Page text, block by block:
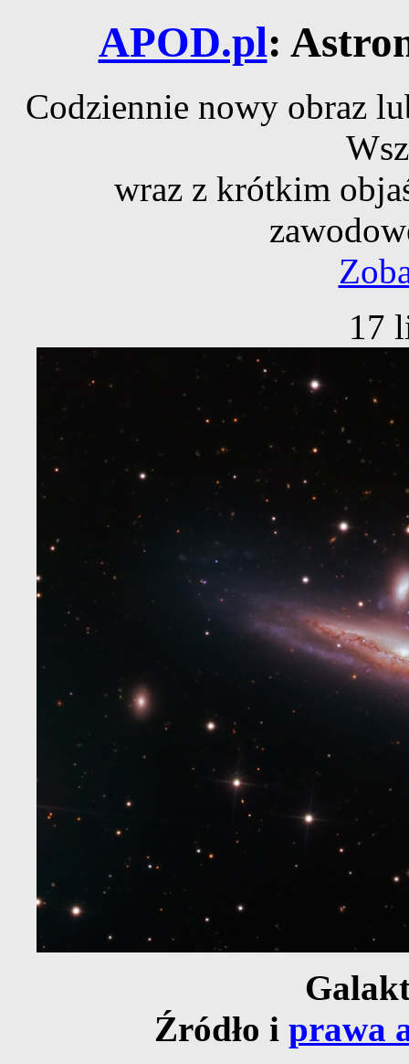
APOD.pl:
Codziennie nowy obraz
wraz z krótkim
17
Źródło i prawa